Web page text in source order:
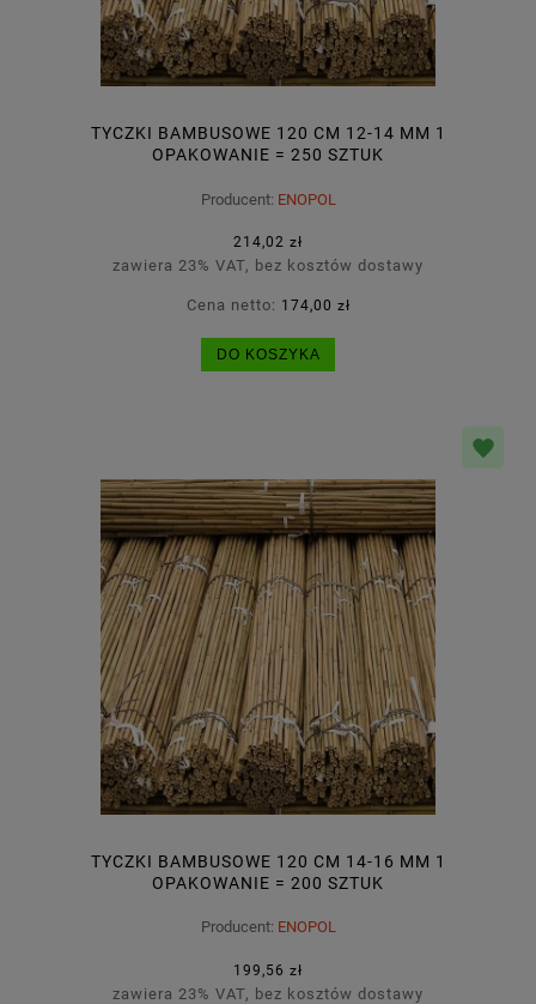
TYCZKI BAMBUSOWE 120 CM 12-14 MM 1
OPAKOWANIE = 250 SZTUK
Producent: ENOPOL
214,02 zł
zawiera 23% VAT, bez kosztów dostawy
Cena netto: 174,00 zł
DO KOSZYKA
TYCZKI BAMBUSOWE 120 CM 14-16 MM 1
OPAKOWANIE = 200 SZTUK
Producent: ENOPOL
199,56 zł
zawiera 23% VAT, bez kosztów dostawy